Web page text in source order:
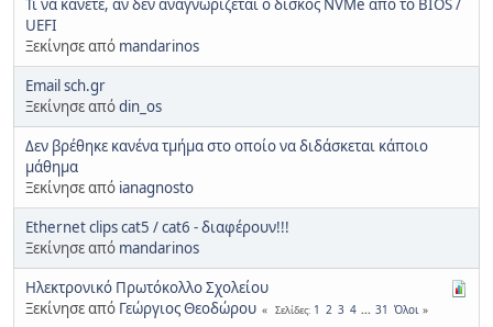
UEFI
Ξεκίνησε από mandarinos
Email sch.gr
Ξεκίνησε απόdin_os
Δεν βρέθηκε κανένα τμήμα στο οποίο να διδάσκεται κάποιο
μάθημα
Ξεκίνησε από ianagnosto
Ethernet clips cat5 / cat6 - διαφέρουν!!!
Ξεκίνησε από mandarinos
Ηλεκτρονικό Πρωτόκολλο Σχολείου
Ξεκίνησε από Γεώργιος Θεοδώρου Σελίδες 1 2 3 4 ... 31 Όλοι